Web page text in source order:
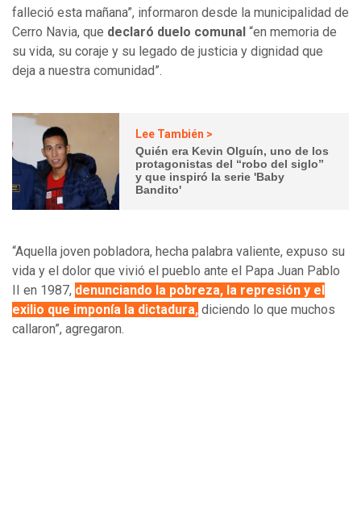
falleció esta mañana”, informaron desde la municipalidad de
Cerro Navia, que declaró duelo comunal “en memoria de
su vida, su coraje y su legado de justicia y dignidad que
deja a nuestra comunidad”.
Lee También >
Quién era Kevin Olguín, uno de los
protagonistas del “robo del siglo”
y que inspiró la serie 'Baby
Bandito'
“Aquella joven pobladora, hecha palabra valiente, expuso su
vida y el dolor que vivió el pueblo ante el Papa Juan Pablo
II en 1987, denunciando la pobreza, la represión y el
exilio que imponía la dictadura, diciendo lo que muchos
callaron”, agregaron.